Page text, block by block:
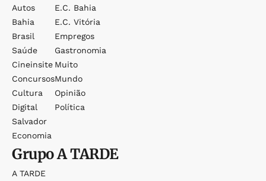
Autos
Bahia
Brasil
Saúde
Cineinsite
Concursos
Cultura
Digital
Salvador
Economia
E.c. Bahia
E.c. Vitória
Empregos
Gastronomia
Muito
Mundo
Opinião
Política
GrupoA TARDE
A TARDE